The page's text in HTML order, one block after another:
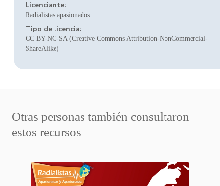
Licenciante:
Radialistas apasionados
Tipo de licencia:
CC BY-NC-SA (Creative Commons Attribution-NonCommercial-
ShareAlike)
Otras personas también consultaron
estos recursos